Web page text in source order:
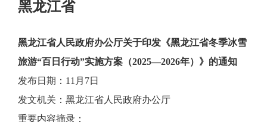
黑龙江省
黑龙江省人民政府办公厅关于印发《黑龙江省冬季冰雪
旅游“百日行动”实施方案（2025—2026年）》的通知
发布日期：11月7日
发文机关：黑龙江省人民政府办公厅
重要内容摘录：